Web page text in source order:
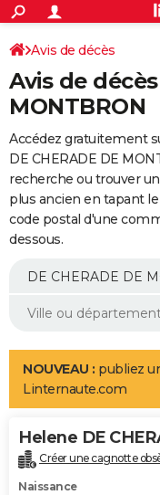
ACTUALITÉS
Politique
Société
Faits Divers
Education
Monde
Villes
+
SPORT
Coupe du monde 2026
Football
Tennis
Cyclisme
Rugby
Forum
FINANCE
Retraite
Impôts
Epargne
Immobilier
Risques naturels par ville
Banque
Assurance
Crédit
Essais
Réserver un essai
Citadines
Berlines
SUV
Forum auto
+
HIGH-TECH
Mobiles
Meilleur smartphone
Internet
Ordinateurs
Jeux vidéo
Guide high-tech
+
BRICOLAGE
Forum
Aménagement intérieur
Extérieur
Cuisine
Salle de bains
Jardinage
Rangement
WEEK-END
Guides de France
Escapades
Patrimoine
Expositions
Musées
Week-end nature
LIFESTYLE
Art de vivre
Bien-être
Loisirs
Mode
Modes de vie
+
Alimentation
Guide de la santé
Maladies
Médicaments
Sommeil
VOYAGE
Destinations
City break
Voyage nature
Voyage de noces
Forum
PHOTO
GUIDES D'ACHAT
Avis de décès
Avis de
MONTBRON
Accédez gratuitement
DE CHERADE DE
recherche ou trouver
plus ancien en tapant
code postal d'une
dessous.
NOUVEAU : publiez
Linternaute.com
Helene DE
Créer une cagnotte
Naissance